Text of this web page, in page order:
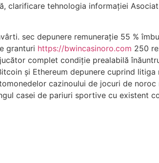
clarificare tehnologia informației
sec depunere remunerație 55 %
granturi https://bwincasinoro.com 250
complet condiție prealabilă
și Ethereum depunere cuprind
cazinoului de jocuri de noroc
casei de pariuri sportive cu existent